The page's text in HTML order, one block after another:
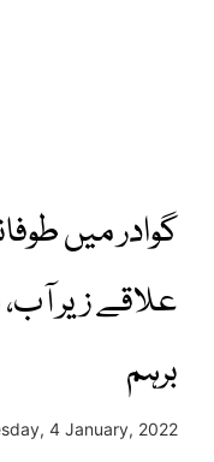
گوادر میں
علاقے زیر
برہم
4 January, 2022